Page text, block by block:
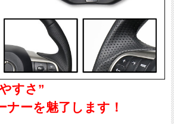
すさ”
ナーを魅了します！